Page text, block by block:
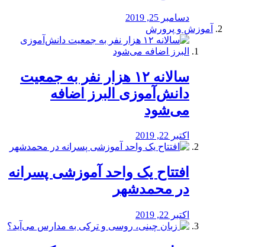
دسامبر 25, 2019
آموزش و پرورش
️سالانه ۱۲ هزار نفر به جمعیت
دانش‌آموزی البرز اضافه
می‌شود
اکتبر 22, 2019
افتتاح یک واحد آموزشی پسرانه
در محمدشهر
اکتبر 22, 2019